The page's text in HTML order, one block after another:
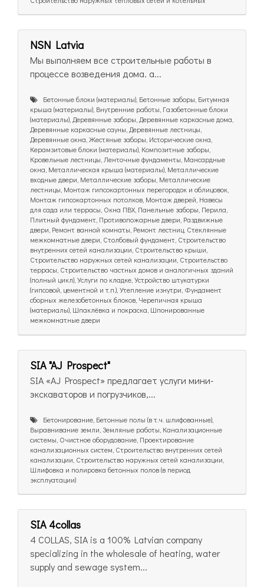
NSN Latvia
Мы выполняем все строительные работы в
процессе возведения дома. а...
Бетонные блоки (материалы), Бетонные заборы, Битумная
крыша (материалы), Внутренние работы, Газобетонные блоки
(материалы), Деревянные заборы, Деревянные каркасные дома,
Деревянные каркасные сауны, Деревянные лестницы,
Деревянные окна, Жестяные заборы, Исторические окна,
Керамзитовые блоки (материалы), Композитные заборы,
Кровельные лестницы, Ленточные фундаменты, Мансардные
окна, Металлическая крыша (материалы), Металлические
входные двери, Металлические заборы, Металлические
лестницы, Монтаж гипсокартонных перегородок и облицовок,
Монтаж гипсокартонных потолков, Монтаж дверей, Навесы
для сада или террасы, Окна ПВХ, Панельные заборы, Перила,
Плитный фундамент, Противопожарные двери, Раздвижные
двери, Ремонт ванной комнаты, Ремонт лестниц, Стеклянные
межкомнатные двери, Столбовый фундамент, Строительство
внутренних сетей канализации, Строительство крыши,
Строительство наружных сетей канализации, Строительство
террасы, Строительство частных домов и аналогичных зданий
(полный цикл), Услуги по кладке, Устройство штукатурки
(гипсовой, цементной и т.п.), Утепление изнутри, Фундамент
сборных железобетонных блоков, Черепичная крыша
(материалы), Шпаклёвка и покраска, Шпонированные
межкомнатные двери
SIA "AJ Prospect"
SIA «AJ Prospect» предлагает услуги мини-
экскаваторов и погрузчиков,...
Бетонирование, Бетонные полы (в т.ч. шлифованные),
Выравнивание земли, Земляные работы, Канализационные
системы, Очистное оборудование, Проектирование
канализационных систем, Строительство внутренних сетей
канализации, Строительство наружных сетей канализации,
Шлифовка и полировка бетонных полов (в период
эксплуатации)
SIA 4collas
4 COLLAS, SIA is a 100% Latvian company
specializing in the wholesale of heating, water
supply and sewage system...